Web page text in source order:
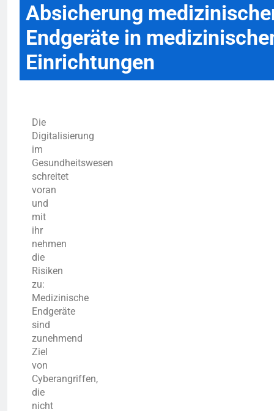
Absicherung
Endgeräte in
Einrichtungen
Die
Digitalisierung
im
Gesundheitswesen
schreitet
voran
und
mit
ihr
nehmen
die
Risiken
zu:
Medizinische
Endgeräte
sind
zunehmend
Ziel
von
Cyberangriffen,
die
nicht